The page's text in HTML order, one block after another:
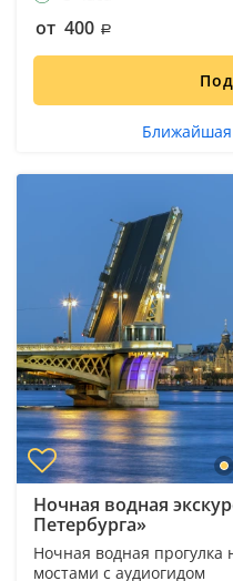
от 400
Ближайшая
Ночная водная
Петербурга»
Ночная водная
мостами с аудиогидом